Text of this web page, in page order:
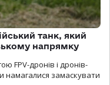
танк, який
напрямку
FPV-дронів і дронів-
намагалися замаскувати